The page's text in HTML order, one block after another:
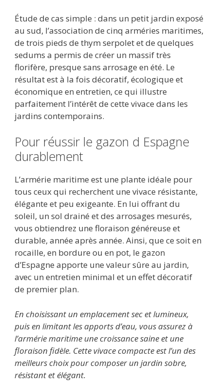
Étude de cas simple : dans un petit jardin exposé
au sud, l’association de cinq arméries maritimes,
de trois pieds de thym serpolet et de quelques
sedums a permis de créer un massif très
florifère, presque sans arrosage en été. Le
résultat est à la fois décoratif, écologique et
économique en entretien, ce qui illustre
parfaitement l’intérêt de cette vivace dans les
jardins contemporains.
Pour réussir le gazon d Espagne
durablement
L’armérie maritime est une plante idéale pour
tous ceux qui recherchent une vivace résistante,
élégante et peu exigeante. En lui offrant du
soleil, un sol drainé et des arrosages mesurés,
vous obtiendrez une floraison généreuse et
durable, année après année. Ainsi, que ce soit en
rocaille, en bordure ou en pot, le gazon
d’Espagne apporte une valeur sûre au jardin,
avec un entretien minimal et un effet décoratif
de premier plan.
En choisissant un emplacement sec et lumineux,
puis en limitant les apports d’eau, vous assurez à
l’armérie maritime une croissance saine et une
floraison fidèle. Cette vivace compacte est l’un des
meilleurs choix pour composer un jardin sobre,
résistant et élégant.